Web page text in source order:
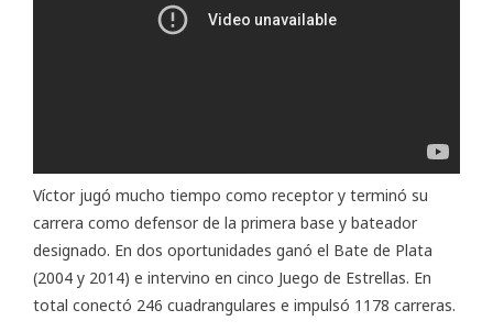
Víctor jugó mucho tiempo como receptor y terminó su
carrera como defensor de la primera base y bateador
designado. En dos oportunidades ganó el Bate de Plata
(2004 y 2014) e intervino en cinco Juego de Estrellas. En
total conectó 246 cuadrangulares e impulsó 1178 carreras.